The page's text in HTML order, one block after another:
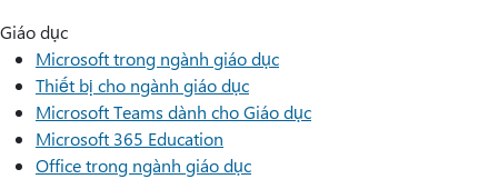
Giáo dục
Microsoft trong ngành giáo dục
Thiết bị cho ngành giáo dục
Microsoft Teams dành cho Giáo dục
Microsoft 365 Education
Office trong ngành giáo dục